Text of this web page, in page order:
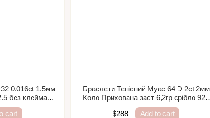
0.016ct 1.5мм
без клейма
cart
Браслети Тенісний Муас 64 D 2ct 2мм
Коло Прихована заст 6,2гр срібло 925
101454
$288
Add to cart